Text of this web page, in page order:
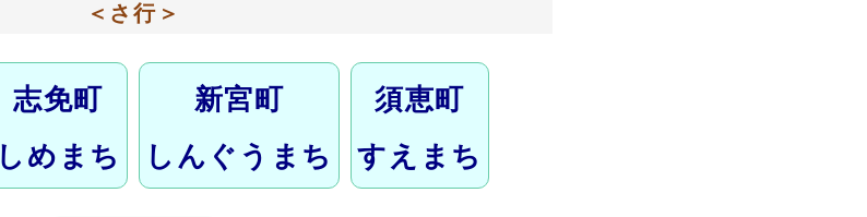
＜さ行＞
志免町
しめまち
新宮町
しんぐうまち
須恵町
すえまち